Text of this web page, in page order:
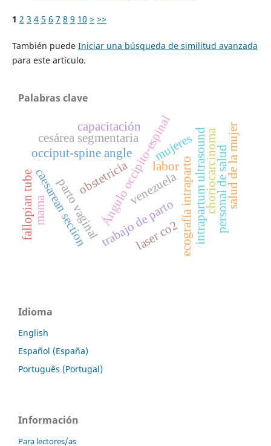
1 2 3 4 5 6 7 8 9 10 > >>
También puede Iniciar una búsqueda de similitud avanzada
para este artículo.
Palabras clave
trabajo de partoecografía intraparto
Ángulo occipito-espinal
parto vaginal
cesárea segmentaria
labor intrapartum ultrasound
occiput-spine angle
caesarean section choriocarcinoma
fallopian tube venezuela
obstetricia
laser co2
mujeres
mama personal de saludsalud de la mujer
capacitación
Idioma
English
Español (España)
Português (Portugal)
Información
Para lectores/as